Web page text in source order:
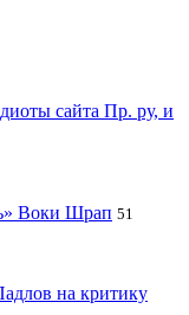
сайта Пр. ру, и
Воки Шрап 51
на критику